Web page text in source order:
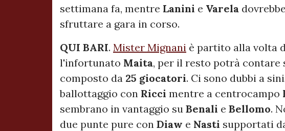
settimana fa, mentre Lanini e Varela
sfruttare a gara in corso.
QUI BARI. Mister Mignani è partito alla volta
l'infortunato Maita, per il resto potrà contare
composto da 25 giocatori. Ci sono dubbi a
ballottaggio con Ricci mentre a centrocampo
sembrano in vantaggio su Benali e Bellomo.
due punte pure con Diaw e Nasti supportati